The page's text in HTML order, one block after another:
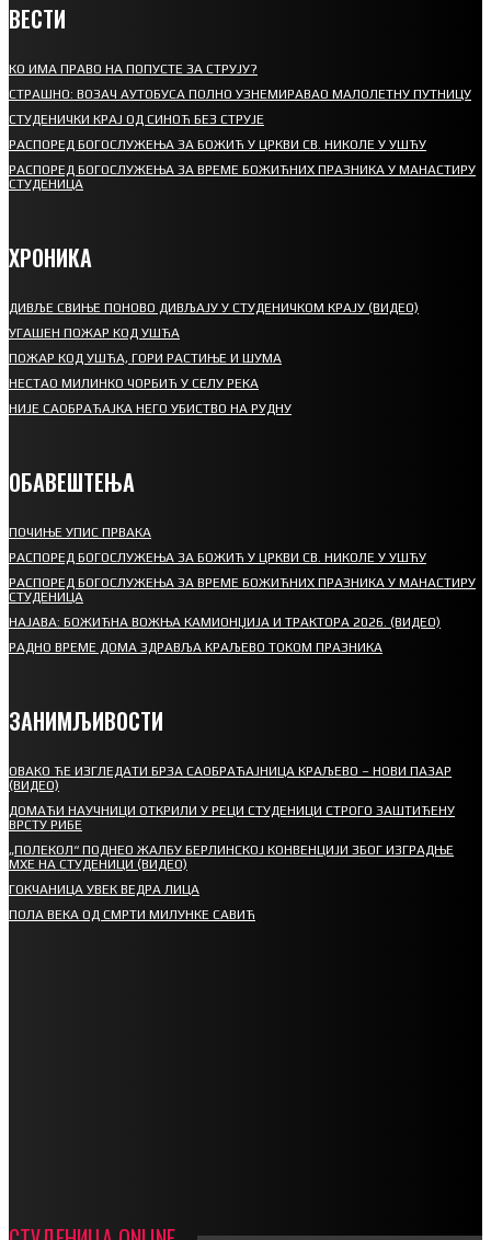
ВЕСТИ
КО ИМА ПРАВО НА ПОПУСТЕ ЗА СТРУЈУ?
СТРАШНО: ВОЗАЧ АУТОБУСА ПОЛНО УЗНЕМИРАВАО МАЛОЛЕТНУ ПУТНИЦУ
СТУДЕНИЧКИ КРАЈ ОД СИНОЋ БЕЗ СТРУЈЕ
РАСПОРЕД БОГОСЛУЖЕЊА ЗА БОЖИЋ У ЦРКВИ СВ. НИКОЛЕ У УШЋУ
РАСПОРЕД БОГОСЛУЖЕЊА ЗА ВРЕМЕ БОЖИЋНИХ ПРАЗНИКА У МАНАСТИРУ
СТУДЕНИЦА
ХРОНИКА
ДИВЉЕ СВИЊЕ ПОНОВО ДИВЉАЈУ У СТУДЕНИЧКОМ КРАЈУ (ВИДЕО)
УГАШЕН ПОЖАР КОД УШЋА
ПОЖАР КОД УШЋА, ГОРИ РАСТИЊЕ И ШУМА
НЕСТАО МИЛИНКО ЧОРБИЋ У СЕЛУ РЕКА
НИЈЕ САОБРАЋАЈКА НЕГО УБИСТВО НА РУДНУ
ОБАВЕШТЕЊА
ПОЧИЊЕ УПИС ПРВАКА
РАСПОРЕД БОГОСЛУЖЕЊА ЗА БОЖИЋ У ЦРКВИ СВ. НИКОЛЕ У УШЋУ
РАСПОРЕД БОГОСЛУЖЕЊА ЗА ВРЕМЕ БОЖИЋНИХ ПРАЗНИКА У МАНАСТИРУ
СТУДЕНИЦА
НАЈАВА: БОЖИЋНА ВОЖЊА КАМИОНЏИЈА И ТРАКТОРА 2026. (ВИДЕО)
РАДНО ВРЕМЕ ДОМА ЗДРАВЉА КРАЉЕВО ТОКОМ ПРАЗНИКА
ЗАНИМЉИВОСТИ
ОВАКО ЋЕ ИЗГЛЕДАТИ БРЗА САОБРАЋАЈНИЦА КРАЉЕВО – НОВИ ПАЗАР
(ВИДЕО)
ДОМАЋИ НАУЧНИЦИ ОТКРИЛИ У РЕЦИ СТУДЕНИЦИ СТРОГО ЗАШТИЋЕНУ
ВРСТУ РИБЕ
„ПОЛЕКОЛ“ ПОДНЕО ЖАЛБУ БЕРЛИНСКОЈ КОНВЕНЦИЈИ ЗБОГ ИЗГРАДЊЕ
МХЕ НА СТУДЕНИЦИ (ВИДЕО)
ГОКЧАНИЦА УВЕК ВЕДРА ЛИЦА
ПОЛА ВЕКА ОД СМРТИ МИЛУНКЕ САВИЋ